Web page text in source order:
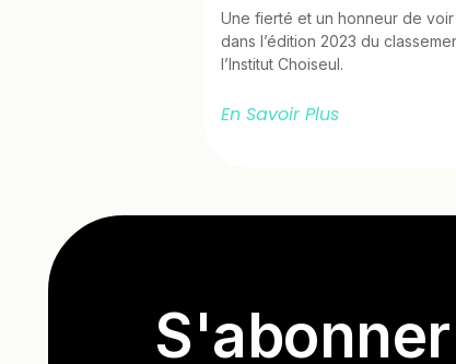
Une fierté et un honneur de
dans l’édition 2023 du
l’Institut Choiseul.
En Savoir Plus